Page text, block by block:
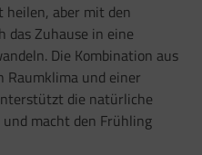
heilen, aber mit den
das Zuhause in eine
Die Kombination aus
Raumklima und einer
die natürliche
macht den Frühling